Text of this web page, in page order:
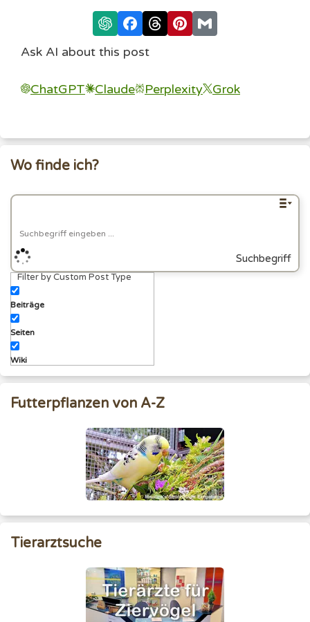
Ask AI about this post
ChatGPT Claude Perplexity Grok
Wo finde ich?
Suchbegriff
Filter by Custom Post Type
Beiträge
Seiten
Wiki
Futterpflanzen von A-Z
Tierarztsuche